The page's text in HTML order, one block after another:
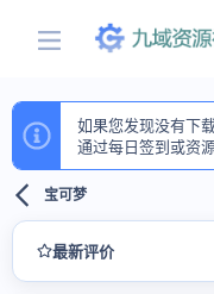
如果您发现没有下
通过每日签到或资
游客, 欢迎您来到
公告 板块查看新人
宝可梦
最新评价